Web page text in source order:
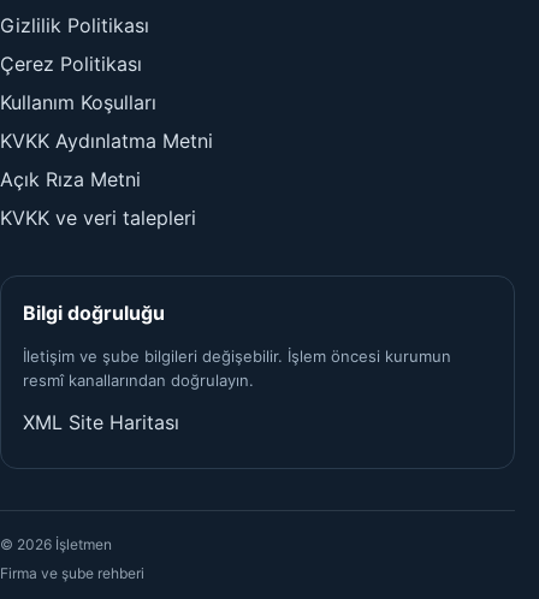
Gizlilik Politikası
Çerez Politikası
Kullanım Koşulları
KVKK Aydınlatma Metni
Açık Rıza Metni
KVKK ve veri talepleri
Bilgi doğruluğu
İletişim ve şube bilgileri değişebilir. İşlem öncesi kurumun
resmî kanallarından doğrulayın.
XML Site Haritası
© 2026 İşletmen
Firma ve şube rehberi